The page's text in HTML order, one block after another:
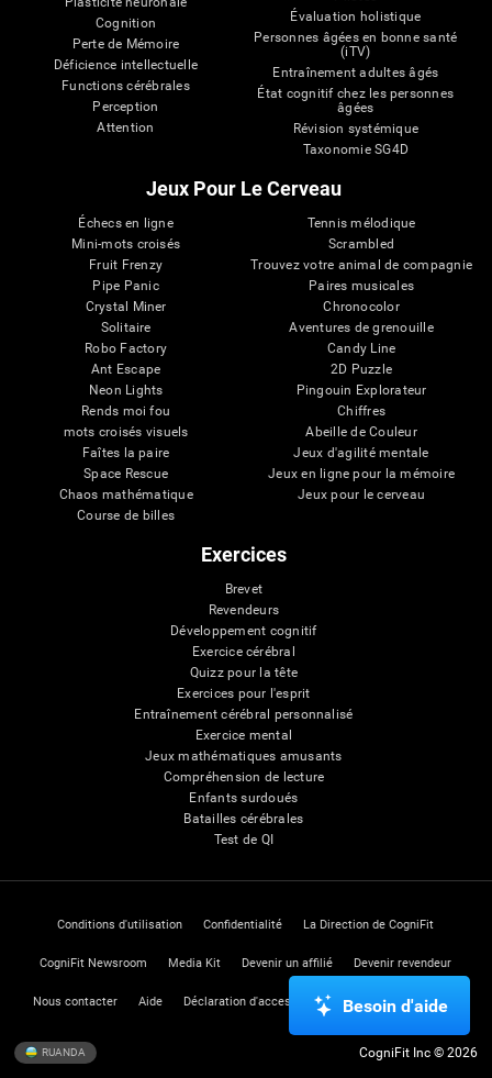
Cognition
Perte de Mémoire
Déficience intellectuelle
Functions cérébrales
Perception
Attention
Évaluation holistique
Personnes âgées en bonne santé
(iTV)
Entraînement adultes âgés
État cognitif chez les personnes
âgées
Révision systémique
Taxonomie SG4D
Jeux Pour Le Cerveau
Échecs en ligne
Mini-mots croisés
Fruit Frenzy
Pipe Panic
Crystal Miner
Solitaire
Robo Factory
Ant Escape
Neon Lights
Rends moi fou
mots croisés visuels
Faîtes la paire
Space Rescue
Chaos mathématique
Course de billes
Tennis mélodique
Scrambled
Trouvez votre animal de compagnie
Paires musicales
Chronocolor
Aventures de grenouille
Candy Line
2D Puzzle
Pingouin Explorateur
Chiffres
Abeille de Couleur
Jeux d'agilité mentale
Jeux en ligne pour la mémoire
Jeux pour le cerveau
Exercices
Brevet
Revendeurs
Développement cognitif
Exercice cérébral
Quizz pour la tête
Exercices pour l'esprit
Entraînement cérébral personnalisé
Exercice mental
Jeux mathématiques amusants
Compréhension de lecture
Enfants surdoués
Batailles cérébrales
Test de QI
Conditions d'utilisation Confidentialité La Direction de CogniFit
CogniFit Newsroom Media Kit Devenir un affilié Devenir revendeur
Nous contacter Aide Déclaration d'accessibilité Centre de Confiance
RUANDA CogniFit Inc © 2026
Besoin d'aide